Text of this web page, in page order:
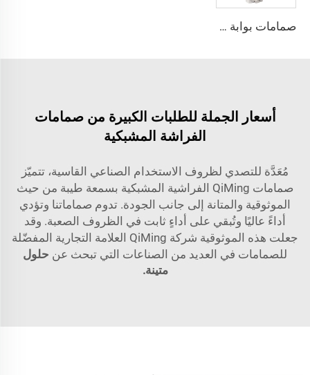
صمامات بوابة هوائية صغيرة UHV ذات عمل مزدوج مع فلنج CF من الفولاذ المقاوم للصدأ SS304 صمامات فراغ CF35/CF50 تشغيل سلس
أسعار الجملة للطلبات الكبيرة من صمامات
الفراشة المشبكية
مُعَدَّة للتصدي لظروف الاستخدام الصناعي القاسية، تتميّز
صمامات QiMing الفراشية المشبكية بسمعة طيبة من حيث
الموثوقية والمتانة إلى جانب الجودة. تدوم صماماتنا وتؤدي
أداءً عاليًا وتُبقي على أداءٍ ثابت في الظروف الصعبة. وقد
جعلت هذه الموثوقية شركة QiMing العلامة التجارية المفضّلة
للصمامات في العديد من الصناعات التي تبحث عن حلول
متينة.